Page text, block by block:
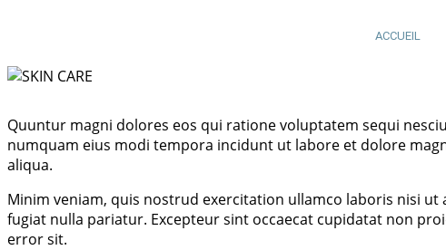
ACCUEIL
Quuntur magni dolores eos qui ratione voluptatem sequi
numquam eius modi tempora incidunt ut labore et dolore
aliqua.
Minim veniam, quis nostrud exercitation ullamco laboris nisi
fugiat nulla pariatur. Excepteur sint occaecat cupidatat non
error sit.